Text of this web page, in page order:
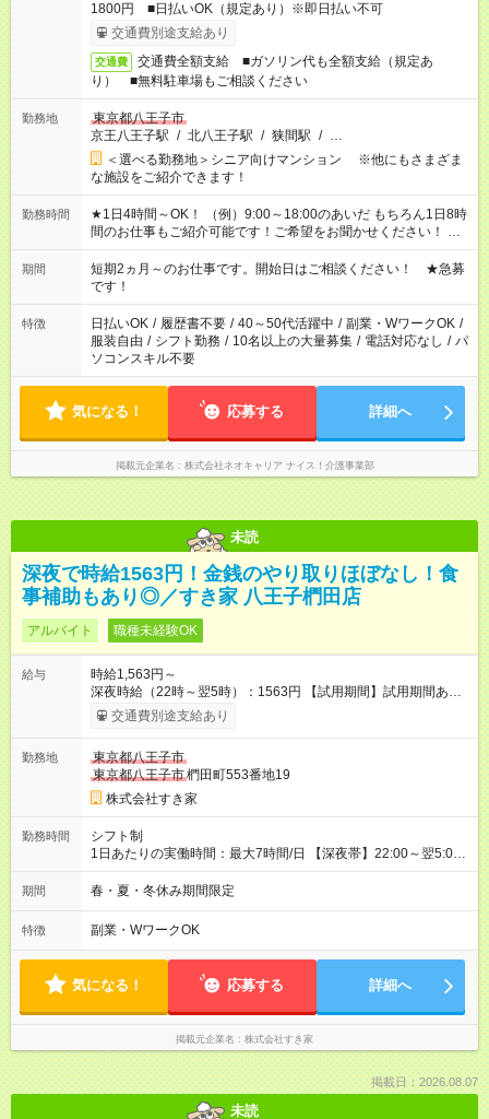
1800円 ■日払いOK（規定あり）※即日払い不可
交通費別途支給あり
交通費
交通費全額支給 ■ガソリン代も全額支給（規定あ
り） ■無料駐車場もご相談ください
勤務地
東京都八王子市
京王八王子駅 / 北八王子駅 / 狭間駅 / …
＜選べる勤務地＞シニア向けマンション ※他にもさまざま
な施設をご紹介できます！
勤務時間
★1日4時間～OK！ （例）9:00～18:00のあいだ もちろん1日8時
間のお仕事もご紹介可能です！ご希望をお聞かせください！ ★
家庭の都合でお休みが必要な場合も遠慮なくご相談ください。
※週最低15時間以上の勤務が必要です
期間
短期2ヵ月～のお仕事です。開始日はご相談ください！ ★急募
です！
特徴 日払いOK / 履歴書不要 / 40～50代活躍中 / 副業・WワークOK /
服装自由 / シフト勤務 / 10名以上の大量募集 / 電話対応なし / パ
ソコンスキル不要
気になる！ 応募する 詳細へ
掲載元企業名 株式会社ネオキャリア ナイス！介護事業部
未読
深夜で時給1563円！金銭のやり取りほぼなし！食
事補助もあり◎／すき家 八王子椚田店
アルバイト 職種未経験OK
給与
時給1,563円～
深夜時給（22時～翌5時）：1563円 【試用期間】試用期間あり
試用期間の長さ：1ヶ月 雇用形態、給与は本採用時と同じです。
試用期間の実態は30日（※条件変更なし）ですが、切り上げで
同時給）
交通費別途支給あり
勤務地
東京都八王子市
東京都八王子市椚田町553番地19
株式会社すき家
勤務時間
シフト制
1日あたりの実働時間：最大7時間/日 【深夜帯】22:00～翌5:00
週2日～・1日2h～OK◎ ※22:00から翌5:00までは18歳以上の方
のみ勤務可能です（18歳未満の深夜業務禁止のため） ★深夜で
す。 必ず、2名以上での勤務を行いますので、安心して働けま
す。
期間 春・夏・冬休み期間限定
特徴 副業・WワークOK
気になる！ 応募する 詳細へ
掲載元企業名 株式会社すき家
掲載日：2026.08.07
未読